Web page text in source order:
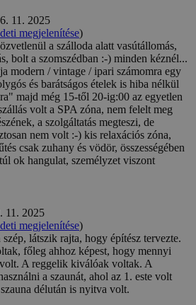
11. 2025
megjelenítése)
a szálloda alatt vasútállomás,
bolt a szomszédban :-) minden kéznél...
modern / vintage / ipari számomra egy
és barátságos ételek is hiba nélkül
majd még 15-től 20-ig:00 az egyetlen
volt a SPA zóna, nem felelt meg
a szolgáltatás megteszi, de
nem volt :-) kis relaxációs zóna,
csak zuhany és vödör, összességében
ok hangulat, személyzet viszont
11. 2025
megjelenítése)
látszik rajta, hogy építész tervezte.
főleg ahhoz képest, hogy mennyi
A reggelik kiválóak voltak. A
a szaunát, ahol az 1. este volt
délután is nyitva volt.